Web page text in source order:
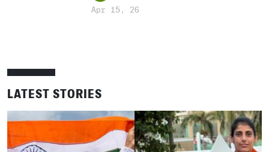
Apr 15, 26
LATEST STORIES